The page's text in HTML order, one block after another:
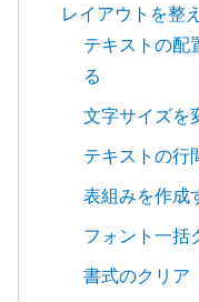
レイアウトを整
テキストの配
る
文字サイズを
テキストの行
表組みを作成
フォント一括
書式のクリア